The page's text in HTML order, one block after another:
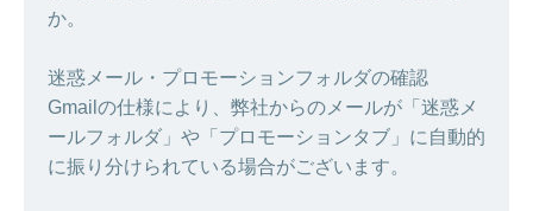
か。
迷惑メール・プロモーションフォルダの確認
Gmailの仕様により、弊社からのメールが「迷惑メ
ールフォルダ」や「プロモーションタブ」に自動的
に振り分けられている場合がございます。